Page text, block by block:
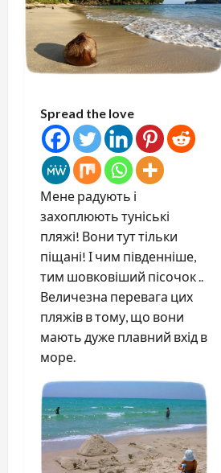
Spread the love
Мене радують і
захоплюють туніські
пляжі! Вони тут тільки
піщані! І чим південніше,
тим шовковіший пісочок ..
Величезна перевага цих
пляжів в тому, що вони
мають дуже плавний вхід в
море.